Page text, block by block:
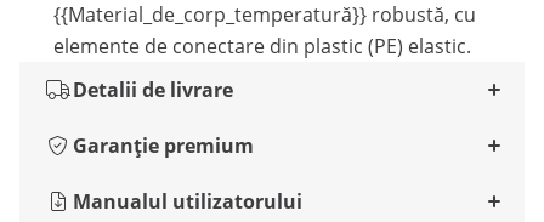
{{Material_de_corp_temperatură}} robustă, cu
elemente de conectare din plastic (PE) elastic.
Detalii de livrare
Garanție premium
Manualul utilizatorului